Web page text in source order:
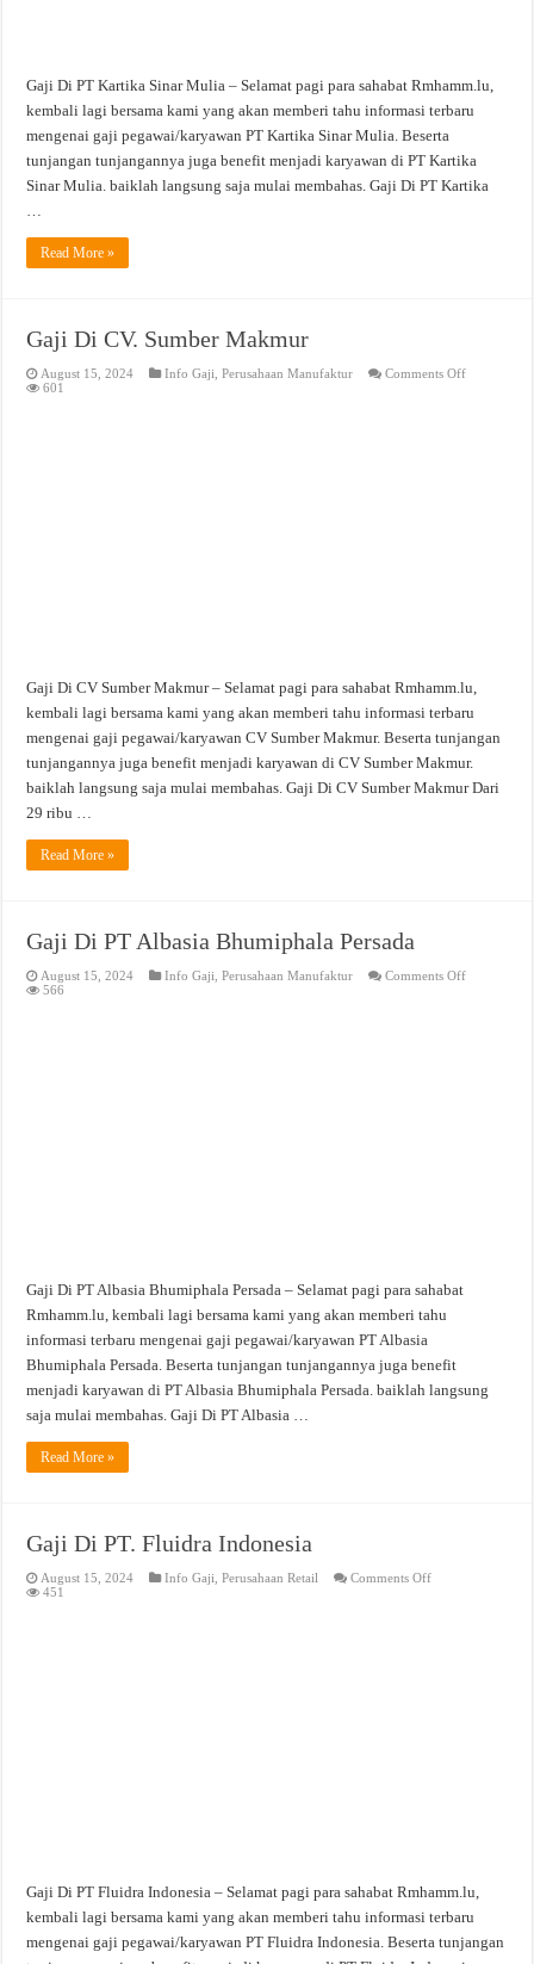
Gaji Di PT Kartika Sinar Mulia – Selamat pagi para sahabat Rmhamm.lu,
kembali lagi bersama kami yang akan memberi tahu informasi terbaru
mengenai gaji pegawai/karyawan PT Kartika Sinar Mulia. Beserta
tunjangan tunjangannya juga benefit menjadi karyawan di PT Kartika
Sinar Mulia. baiklah langsung saja mulai membahas. Gaji Di PT Kartika
…
Read More »
Gaji Di CV. Sumber Makmur
August 15, 2024 Info Gaji ,Perusahaan Manufaktur Comments Offon
601
Gaji Di CV Sumber Makmur – Selamat pagi para sahabat Rmhamm.lu,
kembali lagi bersama kami yang akan memberi tahu informasi terbaru
mengenai gaji pegawai/karyawan CV Sumber Makmur. Beserta tunjangan
tunjangannya juga benefit menjadi karyawan di CV Sumber Makmur.
baiklah langsung saja mulai membahas. Gaji Di CV Sumber Makmur Dari
29 ribu …
Read More »
Gaji Di PT Albasia Bhumiphala Persada
August 15, 2024 Info Gaji ,Perusahaan Manufaktur Comments Offon
566
Gaji Di PT Albasia Bhumiphala Persada – Selamat pagi para sahabat
Rmhamm.lu, kembali lagi bersama kami yang akan memberi tahu
informasi terbaru mengenai gaji pegawai/karyawan PT Albasia
Bhumiphala Persada. Beserta tunjangan tunjangannya juga benefit
menjadi karyawan di PT Albasia Bhumiphala Persada. baiklah langsung
saja mulai membahas. Gaji Di PT Albasia …
Read More »
Gaji Di PT. Fluidra Indonesia
August 15, 2024 Info Gaji ,Perusahaan Retail Comments Offon
451
Gaji Di PT Fluidra Indonesia – Selamat pagi para sahabat Rmhamm.lu,
kembali lagi bersama kami yang akan memberi tahu informasi terbaru
mengenai gaji pegawai/karyawan PT Fluidra Indonesia. Beserta tunjangan